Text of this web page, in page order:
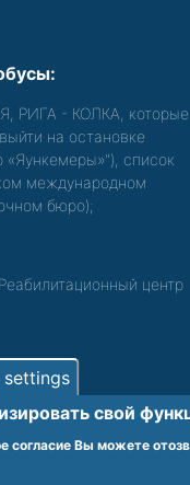
РИГА - КОЛКА, которые
на остановке
«Яункемеры»"), список
международном
бюро);
центр
settings
cвой
Вы можете